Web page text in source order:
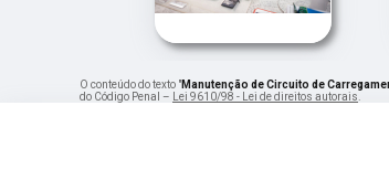
O conteúdo do texto "Manutenção de Circuito de
do Código Penal –
Lei 9610/98 - Lei de direitos autorais